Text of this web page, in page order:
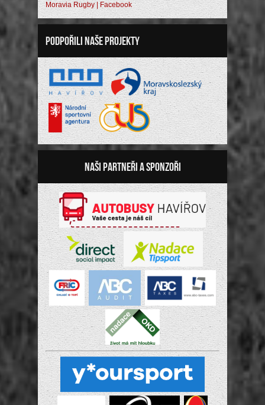
Moravia Rugby | Facebook
Podpořili naše projekty
Naši partneři a sponzoři